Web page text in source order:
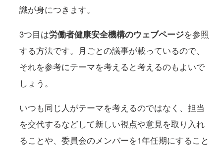
識が身につきます。
3つ目は労働者健康安全機構のウェブページを参照
する方法です。月ごとの議事が載っているので、
それを参考にテーマを考えると考えるのもよいで
しょう。
いつも同じ人がテーマを考えるのではなく、担当
を交代するなどして新しい視点や意見を取り入れ
ることや、委員会のメンバーを1年任期にすること